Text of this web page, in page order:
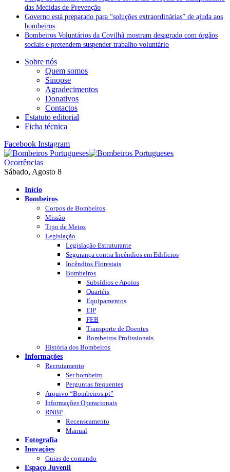
das Medidas de Prevenção
Governo está preparado para “soluções extraordinárias” de ajuda aos
bombeiros
Bombeiros Voluntários da Covilhã mostram desagrado com órgãos
sociais e pretendem suspender trabalho voluntário
Sobre nós
Quem somos
Sinopse
Agradecimentos
Donativos
Contactos
Estatuto editorial
Ficha técnica
Facebook Instagram
Ocorrências
Sábado, Agosto 8
Início
Bombeiros
Corpos de Bombeiros
Missão
Tipo de Meios
Legislação
Legislação Estruturante
Segurança contra Incêndios em Edificios
Incêndios Florestais
Bombeiros
Subsídios e Apoios
Quartéis
Equipamentos
EIP
FEB
Transporte de Doentes
Bombeiros Profissionais
História dos Bombeiros
Informações
Recrutamento
Ser bombeiro
Perguntas frequentes
Arquivo “Bombeiros.pt”
Informações Operacionais
RNBP
Recenseamento
Manual
Fotografia
Inovações
Guias de comando
Espaço Juvenil